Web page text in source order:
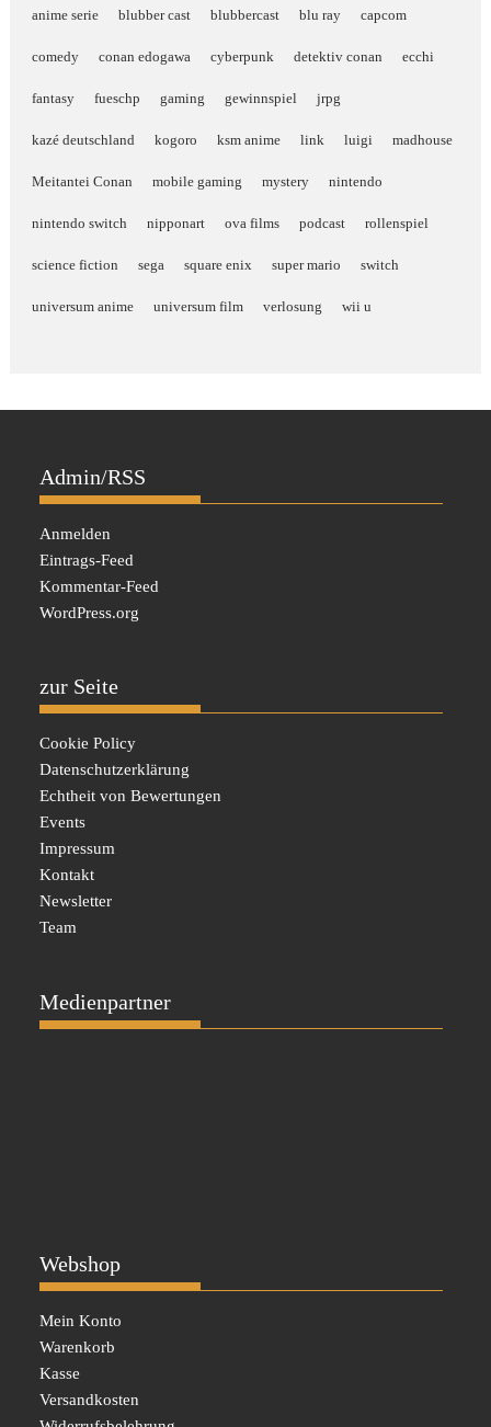
anime serie blubber cast blubbercast blu ray capcom
comedy conan edogawa cyberpunk detektiv conan ecchi
fantasy fueschp gaming gewinnspiel jrpg
kazé deutschland kogoro ksm anime link luigi madhouse
Meitantei Conan mobile gaming mystery nintendo
nintendo switch nipponart ova films podcast rollenspiel
science fiction sega square enix super mario switch
universum anime universum film verlosung wii u
Admin/RSS
Anmelden
Eintrags-Feed
Kommentar-Feed
WordPress.org
zur Seite
Cookie Policy
Datenschutzerklärung
Echtheit von Bewertungen
Events
Impressum
Kontakt
Newsletter
Team
Medienpartner
Webshop
Mein Konto
Warenkorb
Kasse
Versandkosten